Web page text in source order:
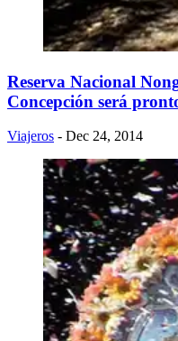
Reserva Nacional
Concepción será
Viajeros - Dec 24, 2014